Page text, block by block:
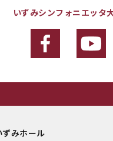
いずみシンフォニエッタ
みホール